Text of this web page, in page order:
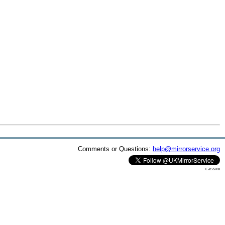
Comments or Questions: help@mirrorservice.org
cassini